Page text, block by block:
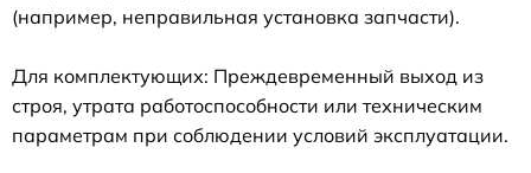
(например, неправильная установка запчасти).
Для комплектующих: Преждевременный выход из
строя, утрата работоспособности или техническим
параметрам при соблюдении условий эксплуатации.